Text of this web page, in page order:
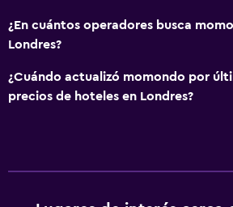
¿En cuántos operadores busca
Londres?
¿Cuándo actualizó momondo por
precios de hoteles en Londres?